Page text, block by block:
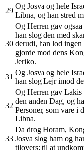
29
Og Josva og hele
Libna, og han stred
30
Og Herren gav
han slog den med
derudi, han lod
gjorde mod dens
Jeriko.
31
Og Josva og hele
han slog Lejr imod
32
Og Herren gav Lakis
den anden Dag, og
Personer, som vare i
Libna.
33
Da drog Horam,
Josva slog ham og
tilovers: til at